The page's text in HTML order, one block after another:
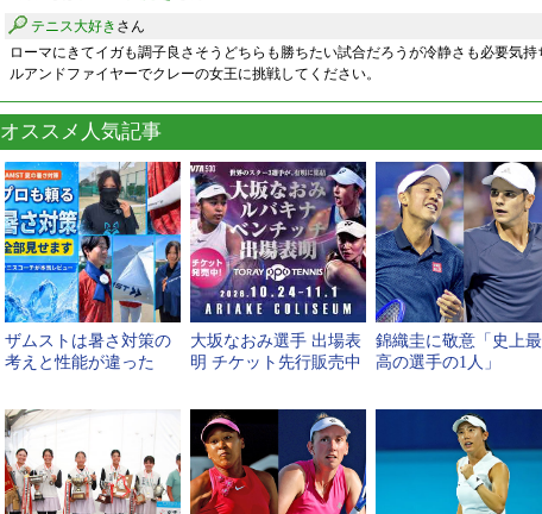
テニス大好き さん
ローマにきてイガも調子良さそうどちらも勝ちたい試合だろうが冷静さも必要気
ルアンドファイヤーでクレーの女王に挑戦してください。
オススメ人気記事
ザムストは暑さ対策の
考えと性能が違った
大坂なおみ選手 出場表
明 チケット先行販売中
錦織圭に敬意「史上最
高の選手の1人」